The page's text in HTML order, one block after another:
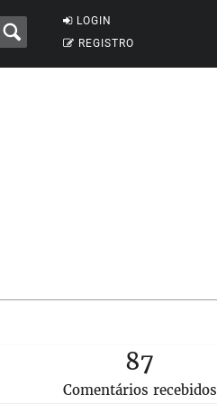
LOGIN
REGISTRO
87
Comentários recebidos